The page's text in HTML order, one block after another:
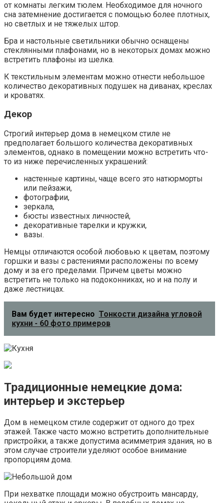
от комнаты легким тюлем. Необходимое для ночного
сна затемнение достигается с помощью более плотных,
но светлых и не тяжелых штор.
Бра и настольные светильники обычно оснащены
стеклянными плафонами, но в некоторых домах можно
встретить плафоны из шелка.
К текстильным элементам можно отнести небольшое
количество декоративных подушек на диванах, креслах
и кроватях.
Декор
Строгий интерьер дома в немецком стиле не
предполагает большого количества декоративных
элементов, однако в помещении можно встретить что-
то из ниже перечисленных украшений:
настенные картины, чаще всего это натюрморты
или пейзажи,
фотографии,
зеркала,
бюсты известных личностей,
декоративные тарелки и кружки,
вазы.
Немцы отличаются особой любовью к цветам, поэтому
горшки и вазы с растениями расположены по всему
дому и за его пределами. Причем цветы можно
встретить не только на подоконниках, но и на полу и
даже лестницах.
Вам будет интересно Тонкости дизайна угловой
кухни - 60 фото примеров
Традиционные немецкие дома:
интерьер и экстерьер
Дом в немецком стиле содержит от одного до трех
этажей. Также часто можно встретить дополнительные
пристройки, а также допустима асимметрия здания, но в
этом случае строители уделяют особое внимание
пропорциям дома.
При нехватке площади можно обустроить мансарду,